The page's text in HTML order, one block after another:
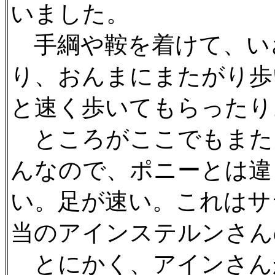
いました。
手綱や鞍を着けて、
り、おんまにまたがり
と速く歩いてもらった
ところがここでもま
んなので、ポニーとは
い。足が速い。これは
当のアインステルンさ
とにかく、アインさ